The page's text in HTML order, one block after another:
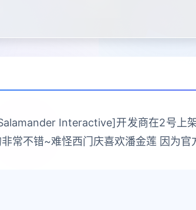
Interactive]开发商在2号上
常不错~难怪西门庆喜欢潘金莲 因为